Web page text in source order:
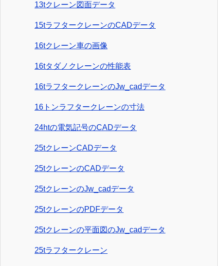
13tクレーン図面データ
15tラフタークレーンのCADデータ
16tクレーン車の画像
16tタダノクレーンの性能表
16tラフタークレーンのJw_cadデータ
16トンラフタークレーンの寸法
24htの電気記号のCADデータ
25tクレーンCADデータ
25tクレーンのCADデータ
25tクレーンのJw_cadデータ
25tクレーンのPDFデータ
25tクレーンの平面図のJw_cadデータ
25tラフタークレーン